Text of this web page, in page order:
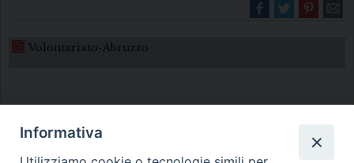
Volontariato-Abruzzo
Informativa